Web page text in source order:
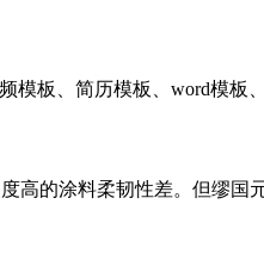
模板、简历模板、word模板
高的涂料柔韧性差。但缪国